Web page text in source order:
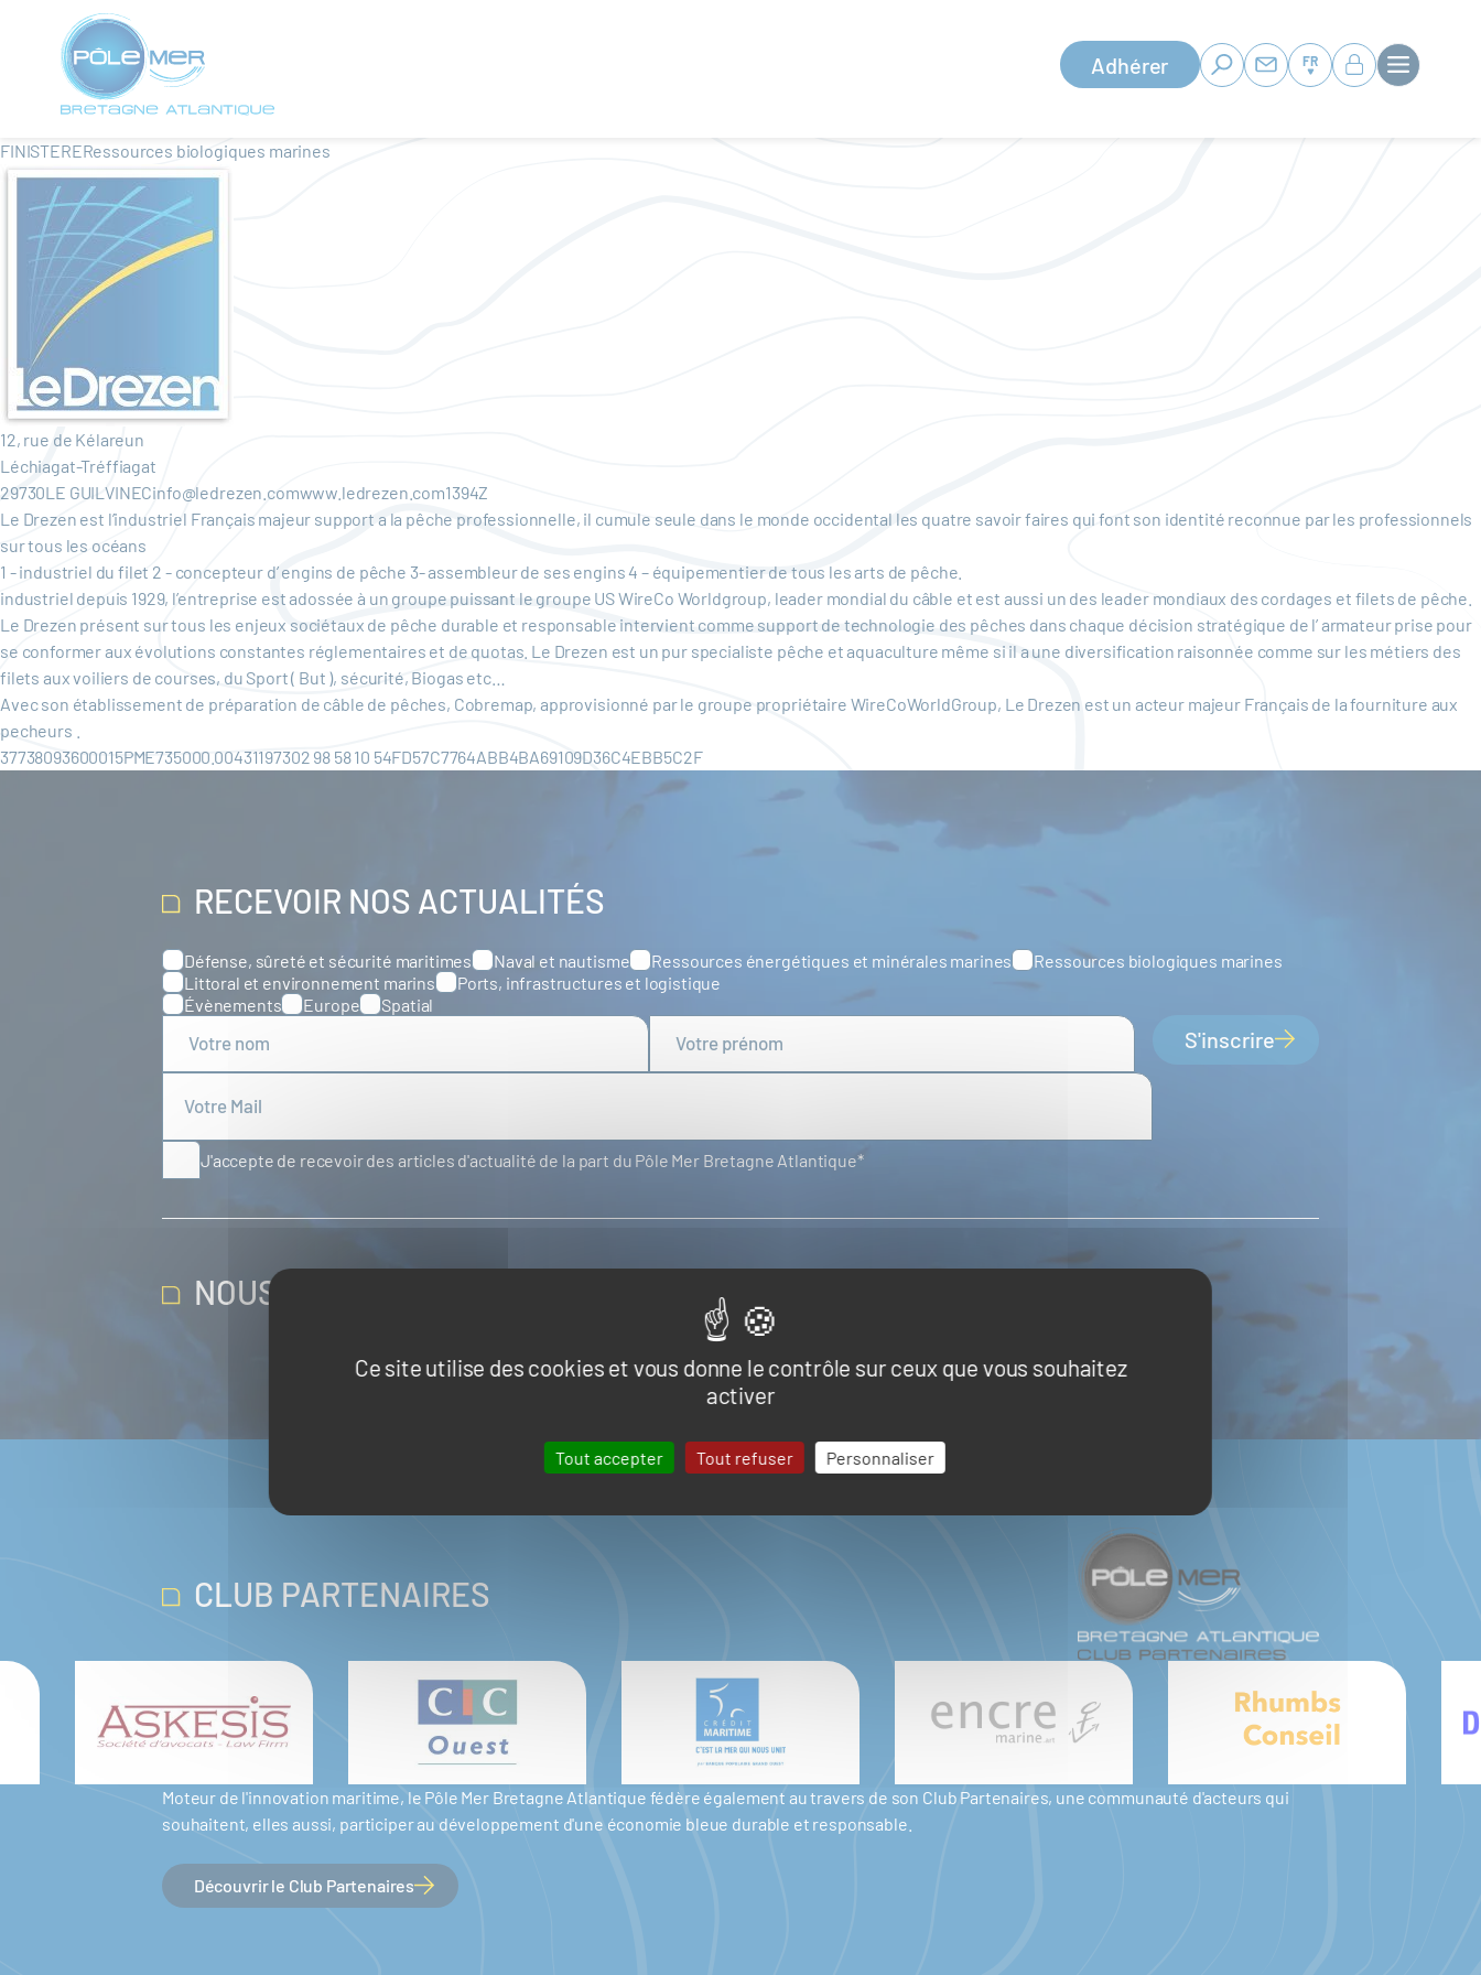
Panneau de gestion des cookies
Ce site utilise des cookies et vous donne le contrôle sur ceux que vous souhaitez
activer
Tout accepter Tout refuser Personnaliser
contenu
Adhérer FR
FINISTERERessources biologiques marines
12, rue de Kélareun
Léchiagat-Tréffiagat
29730LE GUILVINECinfo@ledrezen.comwww.ledrezen.com1394Z
Le Drezen est l’industriel Français majeur support a la pêche professionnelle, il cumule seule dans le monde occidental les quatre savoir faires qui font son identité reconnue par les professionnels
sur tous les océans
1 - industriel du filet 2 - concepteur d’ engins de pêche 3- assembleur de ses engins 4 – équipementier de tous les arts de pêche.
industriel depuis 1929, l’entreprise est adossée à un groupe puissant le groupe US WireCo Worldgroup, leader mondial du câble et est aussi un des leader mondiaux des cordages et filets de pêche.
Le Drezen présent sur tous les enjeux sociétaux de pêche durable et responsable intervient comme support de technologie des pêches dans chaque décision stratégique de l’ armateur prise pour
se conformer aux évolutions constantes réglementaires et de quotas. Le Drezen est un pur specialiste pêche et aquaculture même si il a une diversification raisonnée comme sur les métiers des
filets aux voiliers de courses, du Sport ( But ), sécurité, Biogas etc…
Avec son établissement de préparation de câble de pêches, Cobremap, approvisionné par le groupe propriétaire WireCoWorldGroup, Le Drezen est un acteur majeur Français de la fourniture aux
pecheurs .
37738093600015PME735000.00431197302 98 58 10 54FD57C7764ABB4BA69109D36C4EBB5C2F
RECEVOIR NOS ACTUALITÉS
Catégories
Défense, sûreté et sécurité maritimes Naval et nautisme Ressources énergétiques et minérales marines
Ressources biologiques marines
Littoral et environnement marins
Ports, infrastructures et logistique
Évènements
Europe Spatial
S'inscrire
J'accepte de recevoir des articles d'actualité de la part du Pôle Mer Bretagne Atlantique
NOUS SUIVRE SUR LES RÉSEAUX
CLUB PARTENAIRES
Moteur de l'innovation maritime, le Pôle Mer Bretagne Atlantique fédère également au travers de son Club Partenaires, une communauté d'acteurs qui
souhaitent, elles aussi, participer au développement d'une économie bleue durable et responsable.
Découvrir le Club Partenaires